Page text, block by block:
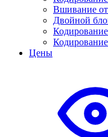
Вшивание от
Двойной
Цены